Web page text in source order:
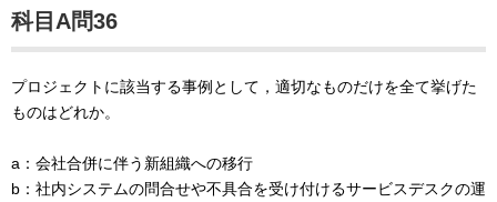
科目A問36
プロジェクトに該当する事例として，適切なものだけを全て挙げた
ものはどれか。
a：会社合併に伴う新組織への移行
b：社内システムの問合せや不具合を受け付けるサービスデスクの運